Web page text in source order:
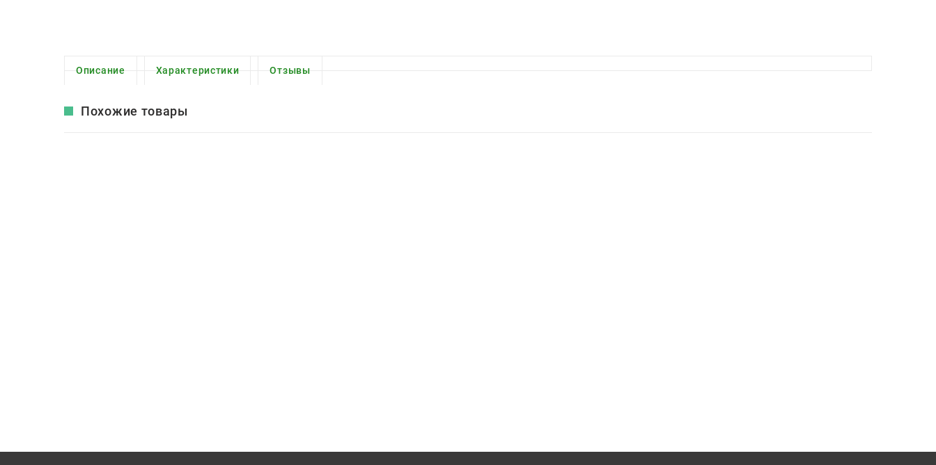
Описание Характеристики Отзывы
Похожие товары